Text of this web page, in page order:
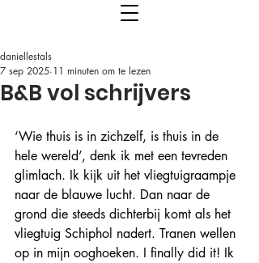
B&B vol schrijvers
daniellestals
7 sep 2025 11 minuten om te lezen
‘Wie thuis is in zichzelf, is thuis in de
hele wereld’, denk ik met een tevreden
glimlach. Ik kijk uit het vliegtuigraampje
naar de blauwe lucht. Dan naar de
grond die steeds dichterbij komt als het
vliegtuig Schiphol nadert. Tranen wellen
op in mijn ooghoeken. I finally did it! Ik